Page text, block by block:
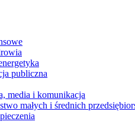
publiczna
media i komunikacja
małych i średnich